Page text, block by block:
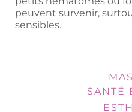
peuvent survenir,
sensibles.
SANTÉ